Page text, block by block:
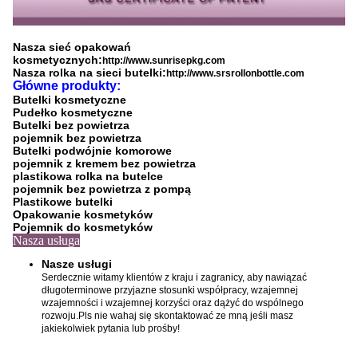
Nasza sieć opakowań
kosmetycznych: http://www.sunrisepkg.com
Nasza rolka na sieci butelki: http://www.srsrollonbottle.com
Główne produkty:
Butelki kosmetyczne
Pudełko kosmetyczne
Butelki bez powietrza
pojemnik bez powietrza
Butelki podwójnie komorowe
pojemnik z kremem bez powietrza
plastikowa rolka na butelce
pojemnik bez powietrza z pompą
Plastikowe butelki
Opakowanie kosmetyków
Pojemnik do kosmetyków
Nasza usługa
Nasze usługi
Serdecznie witamy klientów z kraju i zagranicy, aby nawiązać
długoterminowe przyjazne stosunki współpracy, wzajemnej
wzajemności i wzajemnej korzyści oraz dążyć do wspólnego
rozwoju.Pls nie wahaj się skontaktować ze mną jeśli masz
jakiekolwiek pytania lub prośby!